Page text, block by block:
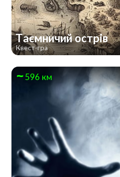
Таємничий острів
Квест-гра
596 км